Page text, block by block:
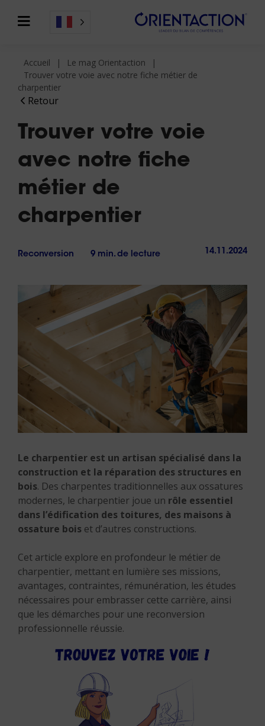
Retour
Accueil
Le mag Orientaction
Trouver votre voie avec notre fiche métier de
charpentier
Trouver votre voie
avec notre fiche
métier de
charpentier
Reconversion 9 min. de lecture 14.11.2024
Le charpentier est un artisan spécialisé dans la
construction et la réparation des structures en
bois. Des charpentes traditionnelles aux ossatures
modernes, le charpentier joue un rôle essentiel
dans l’édification des toitures, des maisons à
ossature bois et d’autres constructions.
Cet article explore en profondeur le métier de
charpentier, mettant en lumière ses missions,
avantages, contraintes, rémunération, les études
nécessaires pour embrasser cette carrière, ainsi
que les démarches pour une reconversion
professionnelle réussie.